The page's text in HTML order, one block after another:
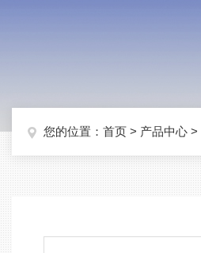
您的位置： 首页 > 产品中心 >